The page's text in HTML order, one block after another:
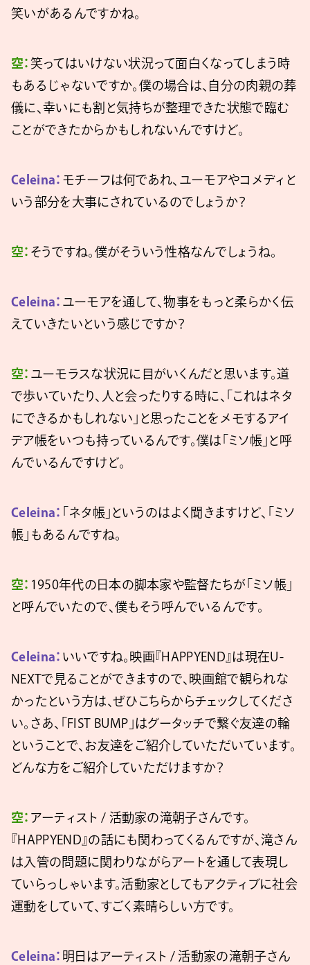
笑いがあるんですかね。
空： 笑ってはいけない状況って面白くなってしまう時
もあるじゃないですか。僕の場合は、自分の肉親の葬
儀に、幸いにも割と気持ちが整理できた状態で臨む
ことができたからかもしれないんですけど。
Celeina： モチーフは何であれ、ユーモアやコメディと
いう部分を大事にされているのでしょうか？
空： そうですね。僕がそういう性格なんでしょうね。
Celeina： ユーモアを通して、物事をもっと柔らかく伝
えていきたいという感じですか？
空： ユーモラスな状況に目がいくんだと思います。道
で歩いていたり、人と会ったりする時に、「これはネタ
にできるかもしれない」と思ったことをメモするアイ
デア帳をいつも持っているんです。僕は「ミソ帳」と呼
んでいるんですけど。
Celeina：
「ネタ帳」というのはよく聞きますけど、「ミソ
帳」もあるんですね。
空： 1950年代の日本の脚本家や監督たちが「ミソ帳」
と呼んでいたので、僕もそう呼んでいるんです。
Celeina： いいですね。映画『HAPPYEND』は現在U-
NEXTで見ることができますので、映画館で観られな
かったという方は、ぜひこちらからチェックしてくださ
い。さあ、「FIST BUMP」はグータッチで繋ぐ友達の輪
ということで、お友達をご紹介していただいています。
どんな方をご紹介していただけますか？
空： アーティスト / 活動家の滝朝子さんです。
『HAPPYEND』の話にも関わってくるんですが、滝さん
は入管の問題に関わりながらアートを通して表現し
ていらっしゃいます。活動家としてもアクティブに社会
運動をしていて、すごく素晴らしい方です。
Celeina： 明日はアーティスト / 活動家の滝朝子さん